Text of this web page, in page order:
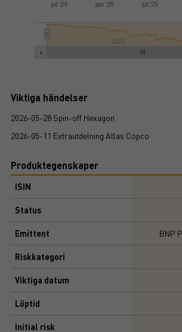
jul '24 jan '25 jul '25
2025
Viktiga händelser
2026-05-28 Spin-off Hexagon
2026-05-11 Extrautdelning Atlas Copco
Produktegenskaper
ISIN
Status
Emittent BNP
Riskkategori
Viktiga datum
Löptid
Initial risk